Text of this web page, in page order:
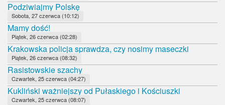
Podziwiajmy Polskę
Sobota, 27 czerwca (10:12)
Mamy dość!
Piątek, 26 czerwca (02:28)
Krakowska policja sprawdza, czy nosimy maseczki
Piątek, 26 czerwca (08:32)
Rasistowskie szachy
Czwartek, 25 czerwca (04:27)
Kukliński ważniejszy od Pułaskiego i Kościuszki
Czwartek, 25 czerwca (08:07)